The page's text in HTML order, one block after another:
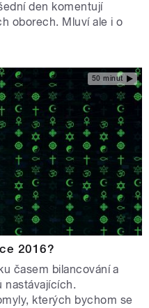
den komentují
oborech. Mluví ale i o
50 minut
2016?
časem bilancování a
nastávajících.
kterých bychom se